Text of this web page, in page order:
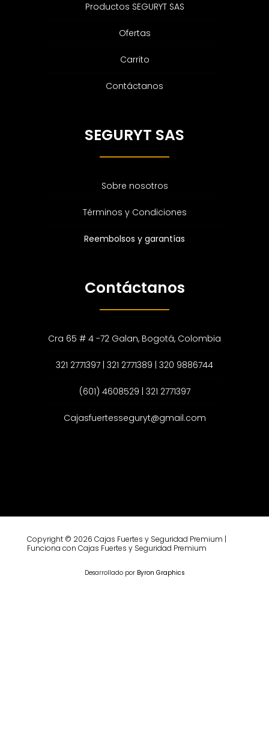
Productos SEGURYT SAS
Ofertas
Carrito
Contáctanos
SEGURYT SAS
Sobre nosotros
Términos y Condiciones
Reembolsos y garantías
Contáctanos
Cra 65 # 4 -72 Galan, Bogotá, Colombia
321 2771397 | 321 2771389 | 320 9886744
(601) 4608529 | 321 2771397
Cajasfuertesseguryt@gmail.com
Copyright © 2026 Cajas Fuertes y Seguridad Premium |
Funciona con Cajas Fuertes y Seguridad Premium
Desarrollado por Byron Graphics